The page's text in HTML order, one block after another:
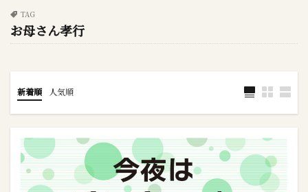
TAG
お母さん孝行
新着順 人気順